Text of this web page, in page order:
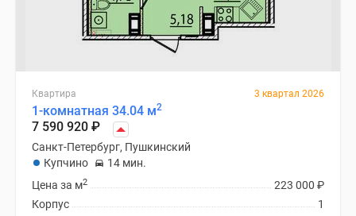
Квартира 3 квартал 2026
1-комнатная 34.04 м2
7 590 920 ₽
Санкт-Петербург, Пушкинский
Купчино
14 мин.
223 000 ₽
Цена за м2
1
Корпус